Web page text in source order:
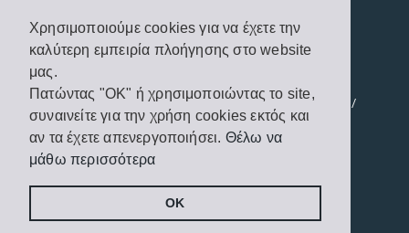
Χρησιμοποιούμε cookies για να έχετε την
καλύτερη εμπειρία πλοήγησης στο website
μας.
Πατώντας "OK" ή χρησιμοποιώντας το site,
συναινείτε για την χρήση cookies εκτός και
αν τα έχετε απενεργοποιήσει. Θέλω να
μάθω περισσότερα
OK
© 2026 Εκδόσεις Fagottobooks. All rights reserved. /
Όροι χρήσης
/ Πολιτική προστασίας
Handcrafted by